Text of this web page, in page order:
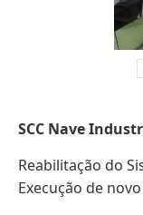
SCC Nave
Reabilitação do
Execução de